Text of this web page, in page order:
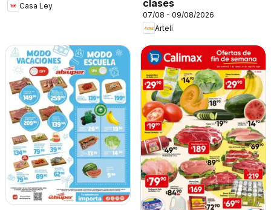
Casa Ley
clases
07/08 - 09/08/2026
Arteli